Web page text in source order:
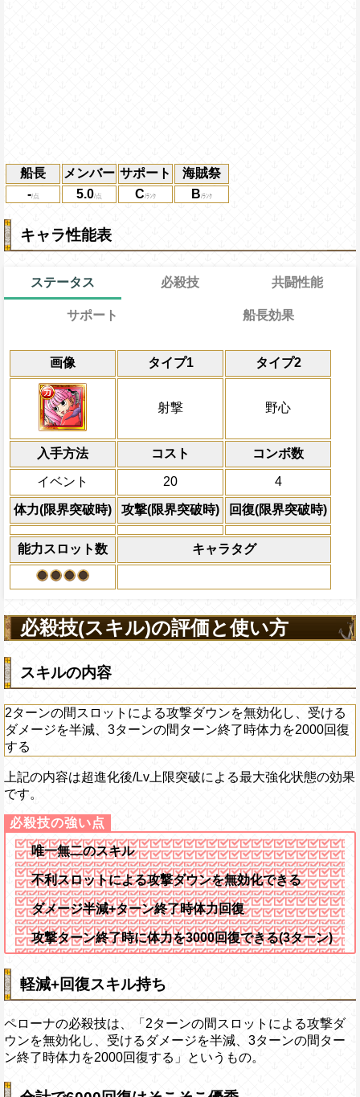
船長 メンバー サポート
海賊祭
-
5.0 C B
キャラ性能表
ステータス
画像 タイプ1 タイプ2
射撃 野心
入手方法 コスト コンボ数
イベント 20 4
体力(限界突破時) 攻撃(限界突破時) 回復(限界突破時)
能力スロット数 キャラタグ
必殺技
通常 20→15ターン
限界突破
通常時
2ターンの間スロットによる攻撃ダウン
回復する
上限突破
共闘性能
共闘性能
船長効果
冒険開始時の必殺タ
キャラの攻撃を
にし、他の属性キャ
必殺技
ターン数：12
全プレイヤーにかか
態異常アイコンを2タ
ャラの回復×80倍の全
力を回復する
アクション
2ターンの間敵全体の
を30%下げ、野心タ
サポート
効果
自分の基礎回復力の9%をサポート対象キ
力に上乗せする
ミホーク ゾロ
船長効果
通常時
射撃タイプキャラの攻撃を2.25倍、体力
けるダメージを10%減らす
必殺技(スキル)の評価と使い方
スキルの内容
2ターンの間スロットによる攻撃ダウンを無効化し、受ける
ダメージを半減、3ターンの間ターン終了時体力を2000回復
する
上記の内容は超進化後/Lv上限突破による最大強化状態の効果
です。
唯一無二のスキル
不利スロットによる攻撃ダウンを無効化できる
ダメージ半減+ターン終了時体力回復
攻撃ターン終了時に体力を3000回復できる(3ターン)
軽減+回復スキル持ち
ペローナの必殺技は、「2ターンの間スロットによる攻撃ダ
ウンを無効化し、受けるダメージを半減、3ターンの間ター
ン終了時体力を2000回復する」というもの。